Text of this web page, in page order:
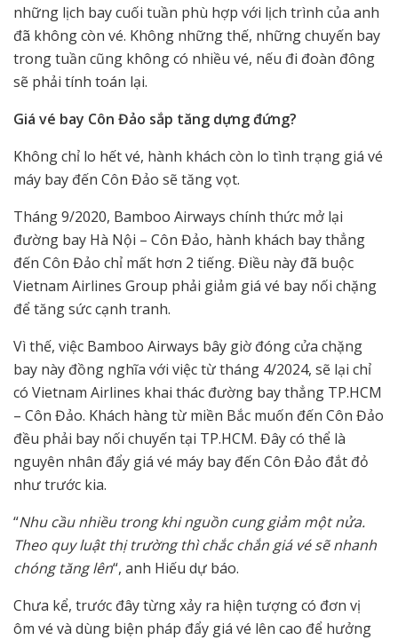
những lịch bay cuối tuần phù hợp với lịch trình của anh
đã không còn vé. Không những thế, những chuyến bay
trong tuần cũng không có nhiều vé, nếu đi đoàn đông
sẽ phải tính toán lại.
Giá vé bay Côn Đảo sắp tăng dựng đứng?
Không chỉ lo hết vé, hành khách còn lo tình trạng giá vé
máy bay đến Côn Đảo sẽ tăng vọt.
Tháng 9/2020, Bamboo Airways chính thức mở lại
đường bay Hà Nội – Côn Đảo, hành khách bay thẳng
đến Côn Đảo chỉ mất hơn 2 tiếng. Điều này đã buộc
Vietnam Airlines Group phải giảm giá vé bay nối chặng
để tăng sức cạnh tranh.
Vì thế, việc Bamboo Airways bây giờ đóng cửa chặng
bay này đồng nghĩa với việc từ tháng 4/2024, sẽ lại chỉ
có Vietnam Airlines khai thác đường bay thẳng TP.HCM
– Côn Đảo. Khách hàng từ miền Bắc muốn đến Côn Đảo
đều phải bay nối chuyến tại TP.HCM. Đây có thể là
nguyên nhân đẩy giá vé máy bay đến Côn Đảo đắt đỏ
như trước kia.
“Nhu cầu nhiều trong khi nguồn cung giảm một nửa.
Theo quy luật thị trường thì chắc chắn giá vé sẽ nhanh
chóng tăng lên“, anh Hiếu dự báo.
Chưa kể, trước đây từng xảy ra hiện tượng có đơn vị
ôm vé và dùng biện pháp đẩy giá vé lên cao để hưởng